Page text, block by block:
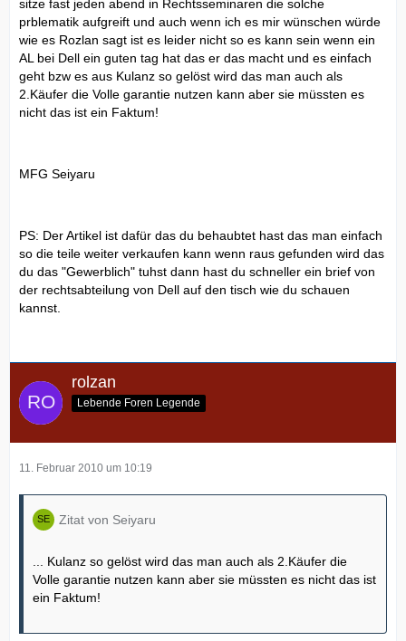
sitze fast jeden abend in Rechtsseminaren die solche
prblematik aufgreift und auch wenn ich es mir wünschen würde
wie es Rozlan sagt ist es leider nicht so es kann sein wenn ein
AL bei Dell ein guten tag hat das er das macht und es einfach
geht bzw es aus Kulanz so gelöst wird das man auch als
2.Käufer die Volle garantie nutzen kann aber sie müssten es
nicht das ist ein Faktum!
MFG Seiyaru
PS: Der Artikel ist dafür das du behaubtet hast das man einfach
so die teile weiter verkaufen kann wenn raus gefunden wird das
du das "Gewerblich" tuhst dann hast du schneller ein brief von
der rechtsabteilung von Dell auf den tisch wie du schauen
kannst.
rolzan
Lebende Foren Legende
11. Februar 2010 um 10:19
Zitat von Seiyaru
... Kulanz so gelöst wird das man auch als 2.Käufer die
Volle garantie nutzen kann aber sie müssten es nicht das ist
ein Faktum!